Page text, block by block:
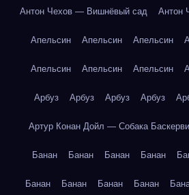
Антон Чехов — Вишнёвый сад Антон
Апельсин Апельсин Апельсин
Апельсин Апельсин Апельсин
Арбуз Арбуз Арбуз Арбуз
Артур Конан Дойл — Собака
Банан Банан Банан Банан
Банан Банан Банан Банан